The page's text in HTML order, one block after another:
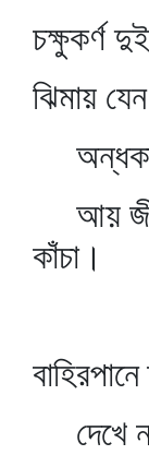
চক্ষুকর্ণ
ঝিমায়
আয়
কাঁচা।
দেখে